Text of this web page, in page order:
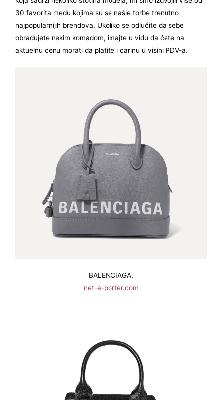
30 favorita među kojima su se našle torbe trenutno
najpopularnijih brendova. Ukoliko se odlučite da sebe
obradujete nekim komadom, imajte u vidu da ćete na
aktuelnu cenu morati da platite i carinu u visini PDV-a.
BALENCIAGA,
net-a-porter.com